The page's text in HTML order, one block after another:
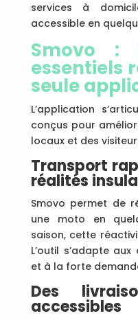
services à
accessible en
Smovo :
essentiels
seule
L’application
conçus pour
locaux et des
Transport
réalités
Smovo permet de
une moto en
saison, cette
L’outil s’adapte
et à la forte
Des
accessibles